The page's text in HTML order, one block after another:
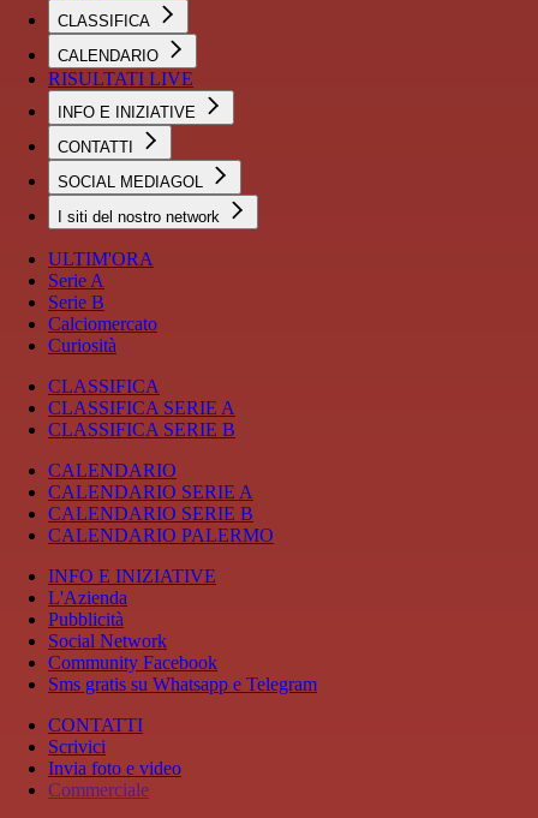
CLASSIFICA
CALENDARIO
RISULTATI LIVE
INFO E INIZIATIVE
CONTATTI
SOCIAL MEDIAGOL
I siti del nostro network
ULTIM'ORA
Serie A
Serie B
Calciomercato
Curiosità
CLASSIFICA
CLASSIFICA SERIE A
CLASSIFICA SERIE B
CALENDARIO
CALENDARIO SERIE A
CALENDARIO SERIE B
CALENDARIO PALERMO
INFO E INIZIATIVE
L'Azienda
Pubblicità
Social Network
Community Facebook
Sms gratis su Whatsapp e Telegram
CONTATTI
Scrivici
Invia foto e video
Commerciale